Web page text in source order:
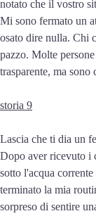
notato che il vostro
Mi sono fermato un
osato dire nulla. Chi
pazzo. Molte
trasparente, ma
storia 9
Lascia che ti dia un
Dopo aver ricevuto i
sotto l'acqua
terminato la mia
sorpreso di sentire